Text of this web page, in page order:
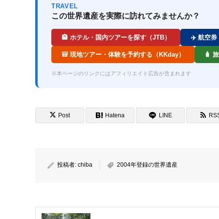
TRAVEL
この世界遺産を実際に訪れてみませんか？
🏨 ホテル・国内ツアーを探す（JTB） ✈️ 航空券
🎒 現地ツアー・体験を予約する（KKday） 🧳
※本ページのリンクにはアフィリエイト広告が含まれます
Post Hatena LINE
投稿者: chiba 2004年登録の世界遺産